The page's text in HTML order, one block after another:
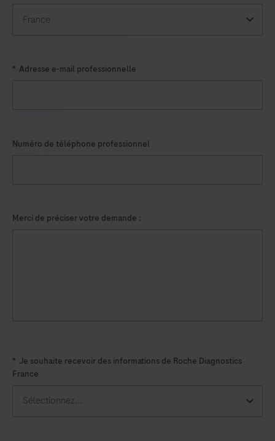
* Adresse e-mail professionnelle
Numéro de téléphone professionnel
Merci de préciser votre demande :
* Je souhaite recevoir des informations de Roche Diagnostics
France